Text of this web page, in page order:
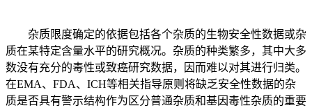
杂质限度确定的依据包括各个杂质的生物安全性数据或杂
质在某特定含量水平的研究概况。杂质的种类繁多，其中大多
数没有充分的毒性或致癌研究数据，因而难以对其进行归类。
在EMA、FDA、ICH等相关指导原则将缺乏安全性数据的杂
质是否具有警示结构作为区分普通杂质和基因毒性杂质的重要